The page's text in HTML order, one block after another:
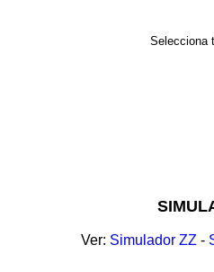
Selecciona
Ver: Simulador ZZ -